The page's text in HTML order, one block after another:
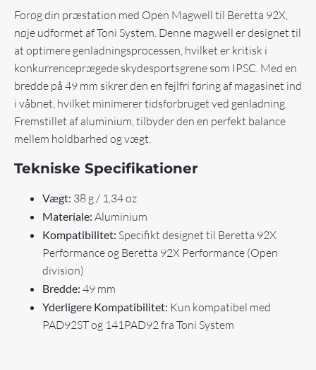
Forøg din præstation med Open Magwell til Beretta 92X,
nøje udformet af Toni System. Denne magwell er designet til
at optimere genladningsprocessen, hvilket er kritisk i
konkurrenceprægede skydesportsgrene som IPSC. Med en
bredde på 49 mm sikrer den en fejlfri føring af magasinet ind
i våbnet, hvilket minimerer tidsforbruget ved genladning.
Fremstillet af aluminium, tilbyder den en perfekt balance
mellem holdbarhed og vægt.
Tekniske Specifikationer
Vægt: 38 g / 1,34 oz
Materiale: Aluminium
Kompatibilitet: Specifikt designet til Beretta 92X
Performance og Beretta 92X Performance (Open
division)
Bredde: 49 mm
Yderligere Kompatibilitet: Kun kompatibel med
PAD92ST og 141PAD92 fra Toni System